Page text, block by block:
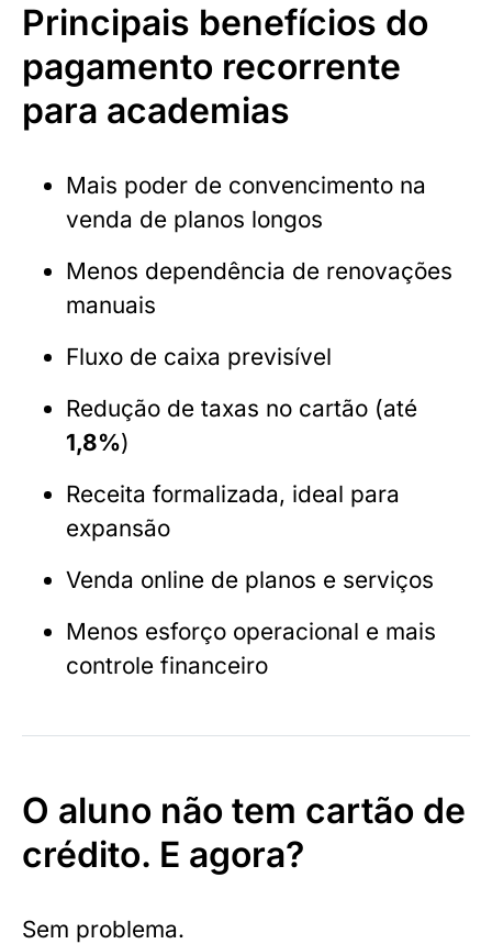
Principais benefícios do
pagamento recorrente
para academias
Mais poder de convencimento na
venda de planos longos
Menos dependência de renovações
manuais
Fluxo de caixa previsível
Redução de taxas no cartão (até
1,8%)
Receita formalizada, ideal para
expansão
Venda online de planos e serviços
Menos esforço operacional e mais
controle financeiro
O aluno não tem cartão de
crédito. E agora?
Sem problema.